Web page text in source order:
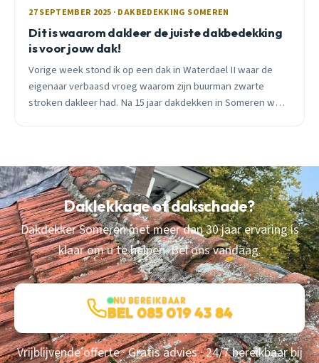
27 SEPTEMBER 2025 · DAKBEDEKKING SOMEREN
Dit is waarom dakleer de juiste dakbedekking
is voor jouw dak!
Vorige week stond ik op een dak in Waterdael II waar de
eigenaar verbaasd vroeg waarom zijn buurman zwarte
stroken dakleer had. Na 15 jaar dakdekken in Someren weet
Daklekkage of dakschade?
Dakdekker Someren met meer dan 30 jaar ervaring is
klaar om u te helpen. Bel ons vandaag.
NU BEREIKBAAR
BEL 085 019 43 84
Vrijblijvende offerte · Gratis advies · 24/7 bereikbaar bij